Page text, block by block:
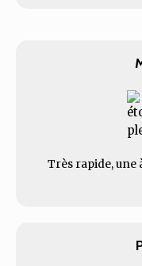
Très rapide, une